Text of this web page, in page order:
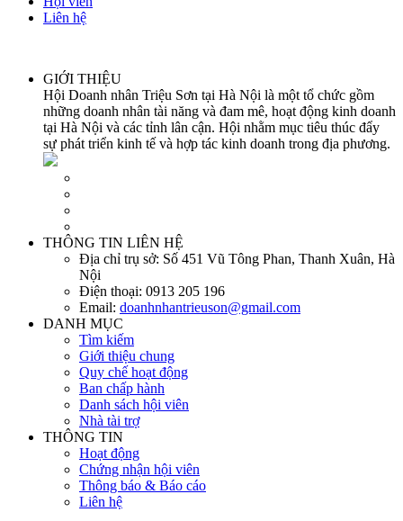
Liên hệ
GIỚI THIỆU
Hội Doanh nhân Triệu Sơn tại Hà Nội là một tổ chức gồm
những doanh nhân tài năng và đam mê, hoạt động kinh doanh
tại Hà Nội và các tỉnh lân cận. Hội nhằm mục tiêu thúc đẩy
sự phát triển kinh tế và hợp tác kinh doanh trong địa phương.
THÔNG TIN LIÊN HỆ
Địa chỉ trụ sở: Số 451 Vũ Tông Phan, Thanh Xuân, Hà
Nội
Điện thoại: 0913 205 196
Email: doanhnhantrieuson@gmail.com
DANH MỤC
Tìm kiếm
Giới thiệu chung
Quy chế hoạt động
Ban chấp hành
Danh sách hội viên
Nhà tài trợ
THÔNG TIN
Hoạt động
Chứng nhận hội viên
Thông báo & Báo cáo
Liên hệ